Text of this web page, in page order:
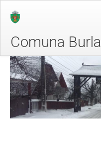
Comuna Burla
Acasa
Despre Noi
Legislatie
Conducere